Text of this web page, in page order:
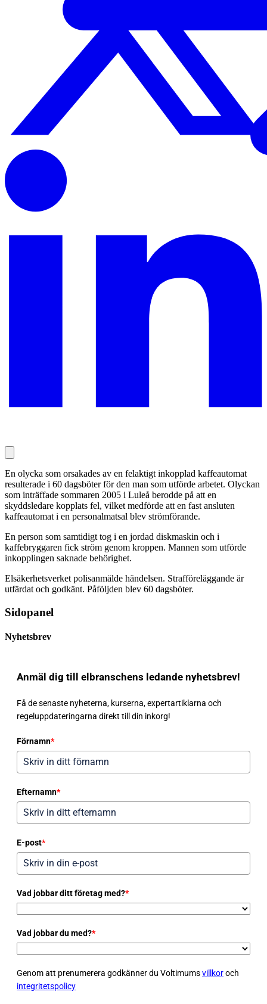
En olycka som orsakades av en felaktigt inkopplad kaffeautomat
resulterade i 60 dagsböter för den man som utförde arbetet. Olyckan
som inträffade sommaren 2005 i Luleå berodde på att en
skyddsledare kopplats fel, vilket medförde att en fast ansluten
kaffeautomat i en personalmatsal blev strömförande.
En person som samtidigt tog i en jordad diskmaskin och i
kaffebryggaren fick ström genom kroppen. Mannen som utförde
inkopplingen saknade behörighet.
Elsäkerhetsverket polisanmälde händelsen. Strafföreläggande är
utfärdat och godkänt. Påföljden blev 60 dagsböter.
Sidopanel
Nyhetsbrev
Anmäl dig till elbranschens ledande nyhetsbrev!
Få de senaste nyheterna, kurserna, expertartiklarna och
regeluppdateringarna direkt till din inkorg!
Förnamn*
Efternamn*
E-post*
Vad jobbar ditt företag med?*
Vad jobbar du med?*
Genom att prenumerera godkänner du Voltimumsvillkoroch
integritetspolicy